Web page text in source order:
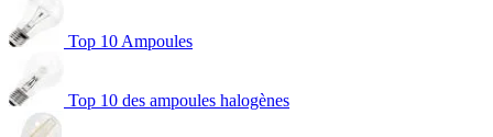
Top 10 Ampoules
Top 10 des ampoules halogènes